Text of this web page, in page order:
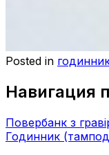
Posted in
Навигация
Повербанк з
Годинник